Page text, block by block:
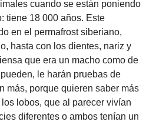
cuando se están poniendo
tiene 18 000 años. Este
en el permafrost siberiano,
hasta con los dientes, nariz y
que era un macho como de
le harán pruebas de
más, porque quieren saber más
lobos, que al parecer vivían
diferentes o ambos tenían un